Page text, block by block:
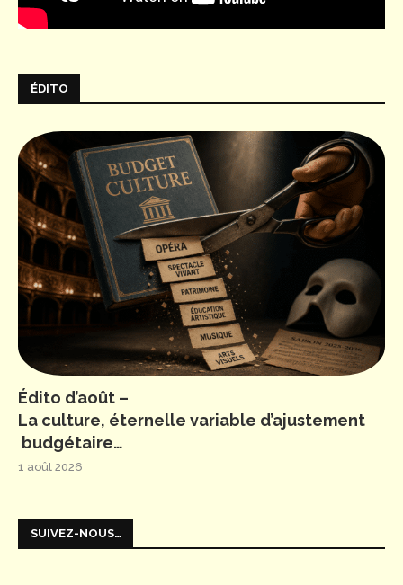
ÉDITO
Édito d’août –
La culture, éternelle variable d’ajustement
budgétaire…
1 août 2026
SUIVEZ-NOUS…